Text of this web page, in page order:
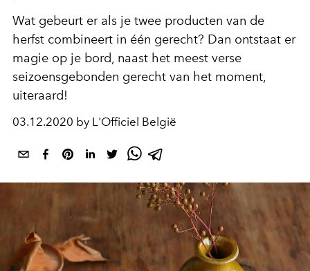
Wat gebeurt er als je twee producten van de
herfst combineert in één gerecht? Dan ontstaat er
magie op je bord, naast het meest verse
seizoensgebonden gerecht van het moment,
uiteraard!
03.12.2020 by L'Officiel België